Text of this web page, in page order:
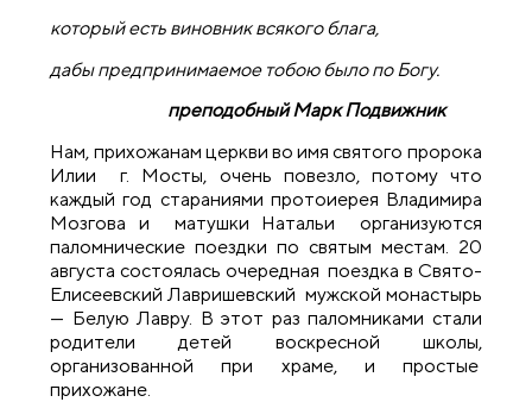
который есть виновник всякого блага,
дабы предпринимаемое тобою было по Богу.
преподобный Марк Подвижник
Нам, прихожанам церкви во имя святого пророка
Илии г. Мосты, очень повезло, потому что
каждый год стараниями протоиерея Владимира
Мозгова и матушки Натальи организуются
паломнические поездки по святым местам. 20
августа состоялась очередная поездка в Свято-
Елисеевский Лавришевский мужской монастырь
— Белую Лавру. В этот раз паломниками стали
родители детей воскресной школы,
организованной при храме, и простые
прихожане.